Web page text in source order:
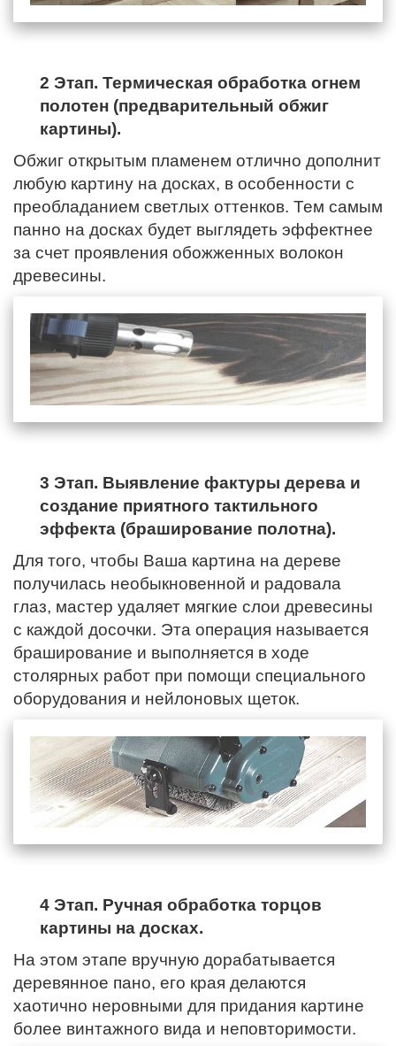
2 Этап. Термическая обработка огнем
полотен (предварительный обжиг
картины).
Обжиг открытым пламенем отлично дополнит
любую картину на досках, в особенности с
преобладанием светлых оттенков. Тем самым
панно на досках будет выглядеть эффектнее
за счет проявления обожженных волокон
древесины.
3 Этап. Выявление фактуры дерева и
создание приятного тактильного
эффекта (браширование полотна).
Для того, чтобы Ваша картина на дереве
получилась необыкновенной и радовала
глаз, мастер удаляет мягкие слои древесины
с каждой досочки. Эта операция называется
браширование и выполняется в ходе
столярных работ при помощи специального
оборудования и нейлоновых щеток.
4 Этап. Ручная обработка торцов
картины на досках.
На этом этапе вручную дорабатывается
деревянное пано, его края делаются
хаотично неровными для придания картине
более винтажного вида и неповторимости.